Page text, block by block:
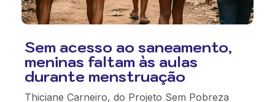
Sem acesso ao saneamento,
meninas faltam às aulas
durante menstruação
Thiciane Carneiro, do Projeto Sem Pobreza